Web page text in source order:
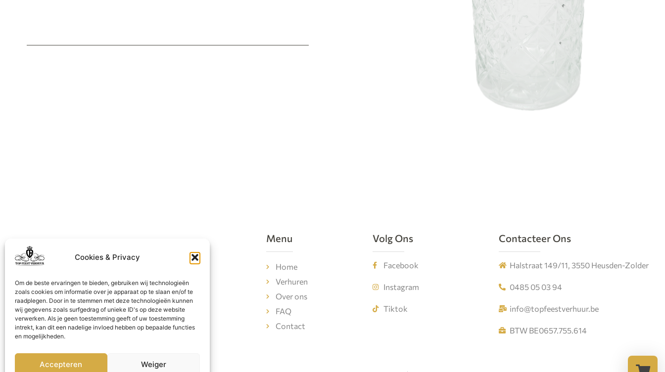
Cookies & Privacy
Om de beste ervaringen te bieden, gebruiken wij technologieën
zoals cookies om informatie over je apparaat op te slaan en/of te
raadplegen. Door in te stemmen met deze technologieën kunnen
wij gegevens zoals surfgedrag of unieke ID's op deze website
verwerken. Als je geen toestemming geeft of uw toestemming
intrekt, kan dit een nadelige invloed hebben op bepaalde functies
en mogelijkheden.
Accepteren Weiger
Menu
Home
Verhuren
Over ons
FAQ
Contact
Volg Ons
Facebook
Instagram
Tiktok
Contacteer Ons
Halstraat 149/11, 3550 Heusden-Zolder
0485 05 03 94
info@topfeestverhuur.be
BTW BE0657.755.614